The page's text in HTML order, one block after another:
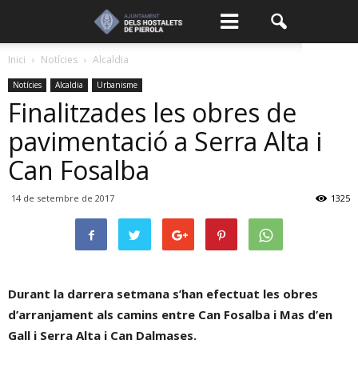
Inici Notícies Alcaldia
Notícies Alcaldia Urbanisme
Finalitzades les obres de
pavimentació a Serra Alta i
Can Fosalba
14 de setembre de 2017 1325
Durant la darrera setmana s’han efectuat les obres
d’arranjament als camins entre Can Fosalba i Mas d’en
Gall i Serra Alta i Can Dalmases.